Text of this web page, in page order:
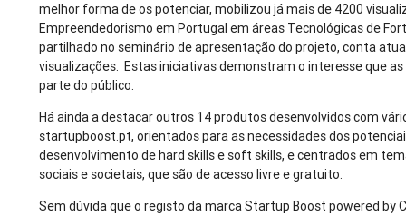
melhor forma de os potenciar, mobilizou já mais de 4200
Empreendedorismo em Portugal em áreas Tecnológicas de
partilhado no seminário de apresentação do projeto, conta
visualizações. Estas iniciativas demonstram o interesse que
parte do público.
Há ainda a destacar outros 14 produtos desenvolvidos com
startupboost.pt, orientados para as necessidades dos
desenvolvimento de hard skills e soft skills, e centrados em
sociais e societais, que são de acesso livre e gratuito.
Sem dúvida que o registo da marca Startup Boost powered by